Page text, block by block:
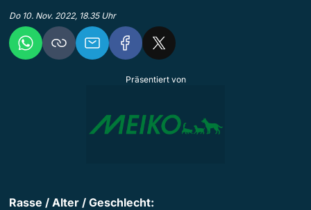
Do 10. Nov. 2022, 18.35 Uhr
Präsentiert von
Rasse / Alter / Geschlecht: